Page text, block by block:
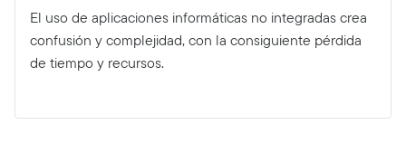
El uso de aplicaciones informáticas no integradas crea
confusión y complejidad, con la consiguiente pérdida
de tiempo y recursos.